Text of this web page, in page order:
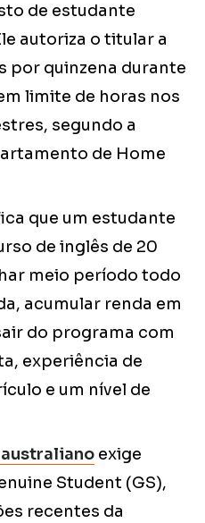
de estudante
autoriza o titular a
por quinzena durante
limite de horas nos
segundo a
de Home
que um estudante
de inglês de 20
meio período todo
acumular renda em
do programa com
experiência de
e um nível de
exige
Student (GS),
recentes da